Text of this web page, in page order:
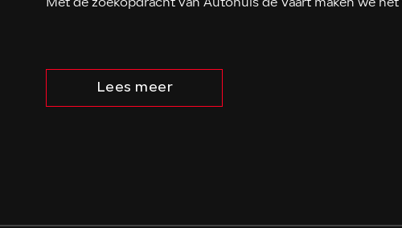
Met de zoekopdracht van Autohuis de Vaart maken we
Lees meer